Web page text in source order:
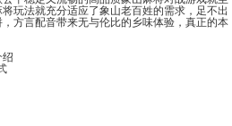
将玩法就充分适应了象山老百姓的需求，足不出
方言配音带来无与伦比的乡味体验，真正的本